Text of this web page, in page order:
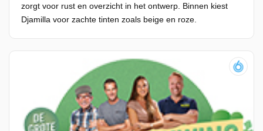
zorgt voor rust en overzicht in het ontwerp. Binnen kiest
Djamilla voor zachte tinten zoals beige en roze.